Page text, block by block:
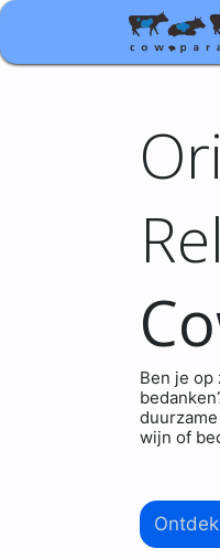
Ben je op
wijn of